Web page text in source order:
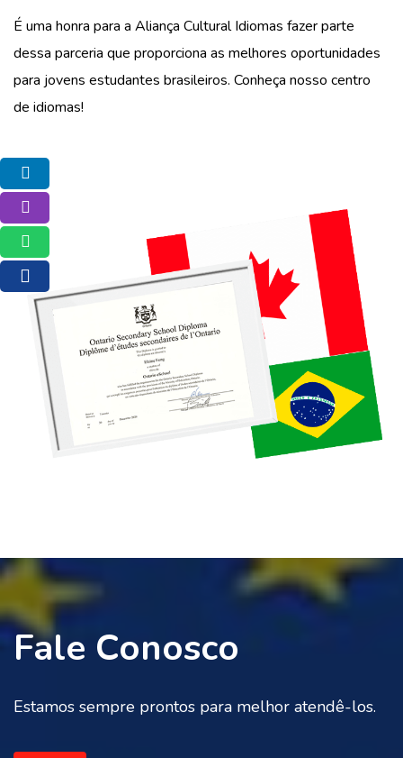
É uma honra para a Aliança Cultural Idiomas fazer parte
dessa parceria que proporciona as melhores oportunidades
para jovens estudantes brasileiros. Conheça nosso centro
de idiomas!
Fale Conosco
Estamos sempre prontos para melhor atendê-los.
Facebook
Instagram
Whatsapp
E-mail